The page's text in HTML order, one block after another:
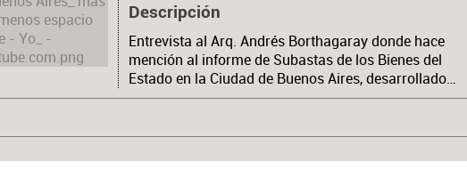
Descripción
Entrevista al Arq. Andrés Borthagaray donde hace
mención al informe de Subastas de los Bienes del
Estado en la Ciudad de Buenos Aires, desarrollado…